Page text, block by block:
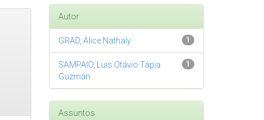
Autor
1
GRAD, Alice Nathaly
1
SAMPAIO, Luis Otávio Tápia
Guzmán
Assuntos